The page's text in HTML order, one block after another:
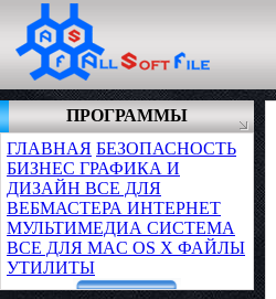
ПРОГРАММЫ
ГЛАВНАЯ БЕЗОПАСНОСТЬ
БИЗНЕС ГРАФИКА И
ДИЗАЙН ВСЕ ДЛЯ
ВЕБМАСТЕРА ИНТЕРНЕТ
МУЛЬТИМЕДИА СИСТЕМА
ВСЕ ДЛЯ MAC OS X ФАЙЛЫ
УТИЛИТЫ